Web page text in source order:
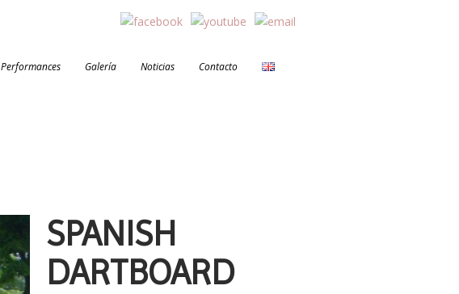
Performances Galería Noticias Contacto
SPANISH
DARTBOARD